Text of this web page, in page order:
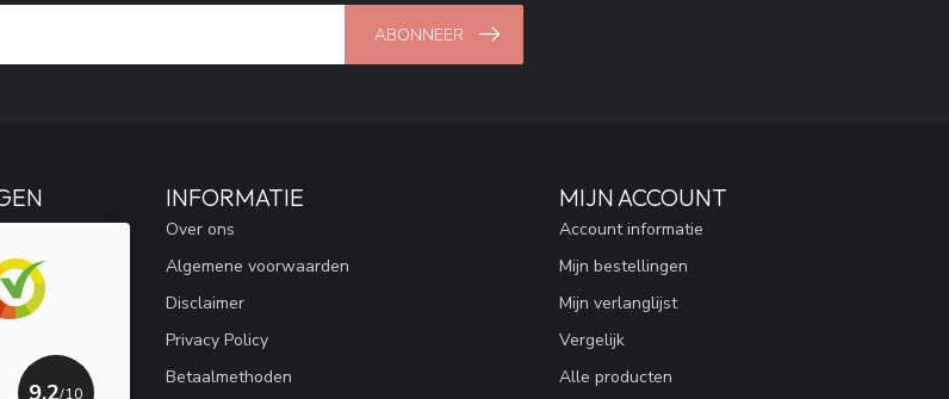
ABONNEER
/10
INFORMATIE
Over ons
Algemene voorwaarden
Disclaimer
Privacy Policy
Betaalmethoden
MIJN ACCOUNT
Account informatie
Mijn bestellingen
Mijn verlanglijst
Vergelijk
Alle producten